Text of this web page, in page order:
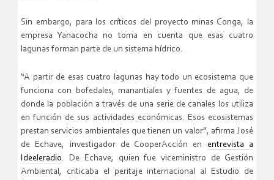
Sin embargo, para los críticos del proyecto minas Conga, la
empresa Yanacocha no toma en cuenta que esas cuatro
lagunas forman parte de un sistema hídrico.
“A partir de esas cuatro lagunas hay todo un ecosistema que
funciona con bofedales, manantiales y fuentes de agua, de
donde la población a través de una serie de canales los utiliza
en función de sus actividades económicas. Esos ecosistemas
prestan servicios ambientales que tienen un valor”, afirma José
de Echave, investigador de CooperAcción en entrevista a
Ideeleradio. De Echave, quien fue viceministro de Gestión
Ambiental, criticaba el peritaje internacional al Estudio de